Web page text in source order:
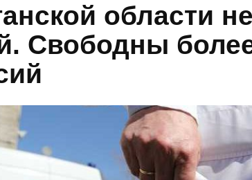
области
Свободны